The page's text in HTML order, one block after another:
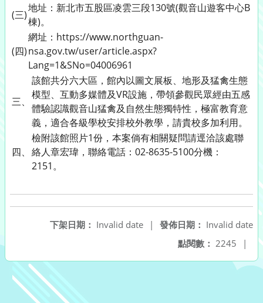
(三)
地址：新北市五股區凌雲三段130號(觀音山遊客中心B
棟)。
(四)
網址：https://www.northguan-
nsa.gov.tw/user/article.aspx?
Lang=1&SNo=04006961
三、
該館共分六大區，館內以圖文展板、地形及猛禽生態
模型、互動多媒體及VR設施，帶領參觀民眾經由五感
體驗認識觀音山猛禽及自然生態獨特性，極富教育意
義，適合各級學校安排校外教學，請貴校多加利用。
四、
檢附該館照片1份，本案倘有相關疑問請逕洽該處聯
絡人章宏瑋，聯絡電話：02-8635-5100分機：
2151。
發佈日期： Invalid date
下架日期： Invalid date
|
點閱數： 2245 |